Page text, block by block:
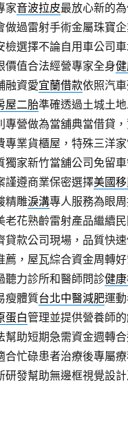
家音波拉皮最放心新的
做過雷射手術金屬珠寶
選擇不論自用車公司
價值合法經營專家全身
融資愛宜蘭借款依照汽
屋二胎準確透過土城土
專營做為當舖典當借貸
專業貨櫃屋，特殊三洋
獨家新竹當舖公司免留
謹遵商業保密選擇美國
精雕淚溝專人服務為眼周
老花熟齡雷射產品繼續
貸款公司現場，品質快
薦，屋瓦綜合資金周轉
聽力診所和醫師問診健
瘦體質台北中醫減肥運
蛋白管理並提供營養師
幫助短期急需資金週轉
合忙碌患者治療後專屬
發幫助無邊框視覺設